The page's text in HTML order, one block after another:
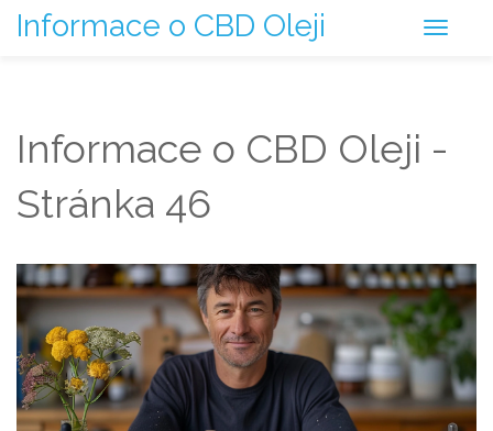
Informace o CBD Oleji
Informace o CBD Oleji -
Stránka 46